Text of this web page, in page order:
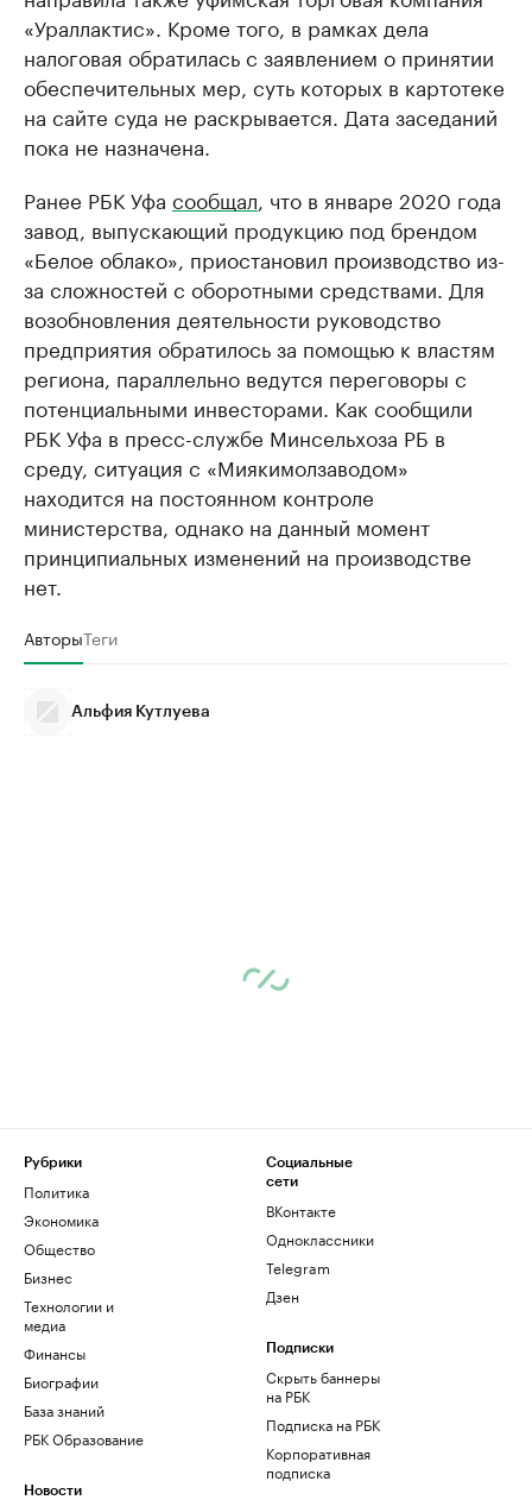
«Ураллактис». Кроме того, в рамках дела
налоговая обратилась с заявлением о принятии
обеспечительных мер, суть которых в картотеке
на сайте суда не раскрывается. Дата заседаний
пока не назначена.
Ранее РБК Уфа сообщал, что в январе 2020 года
завод, выпускающий продукцию под брендом
«Белое облако», приостановил производство из-
за сложностей с оборотными средствами. Для
возобновления деятельности руководство
предприятия обратилось за помощью к властям
региона, параллельно ведутся переговоры с
потенциальными инвесторами. Как сообщили
РБК Уфа в пресс-службе Минсельхоза РБ в
среду, ситуация с «Миякимолзаводом»
находится на постоянном контроле
министерства, однако на данный момент
принципиальных изменений на производстве
нет.
АвторыТеги
Альфия Кутлуева
Рубрики
Политика
Экономика
Общество
Бизнес
Технологии и
медиа
Финансы
Биографии
База знаний
РБК Образование
Новости
Социальные
сети
ВКонтакте
Одноклассники
Telegram
Дзен
Подписки
Скрыть баннеры
на РБК
Подписка на РБК
Корпоративная
подписка